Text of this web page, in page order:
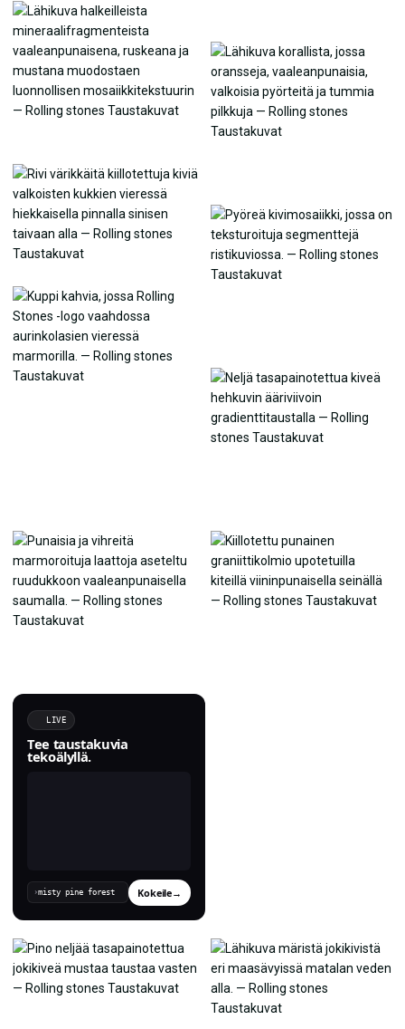
LIVE
Tee taustakuvia
tekoälyllä.
› Kokeile→